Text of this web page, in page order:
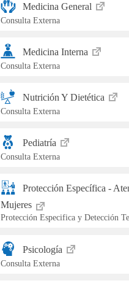
Medicina General
Consulta Externa
Medicina Interna
Consulta Externa
Nutrición Y Dietética
Consulta Externa
Pediatría
Consulta Externa
Protección Específica -
Mujeres
Protección Especifica y Detección
Psicología
Consulta Externa